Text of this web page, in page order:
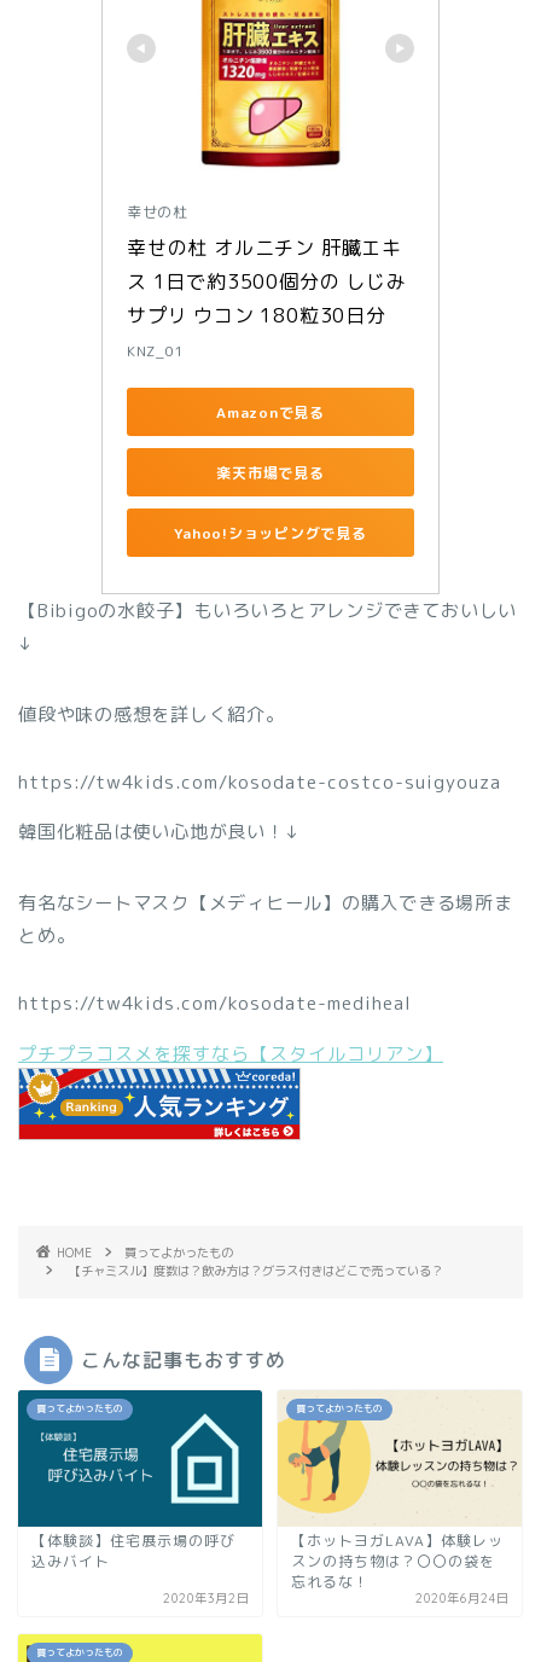
幸せの杜
幸せの杜 オルニチン 肝臓エキ
ス 1日で約3500個分の しじみ
サプリ ウコン 180粒30日分
KNZ_01
Amazonで見る
楽天市場で見る
Yahoo!ショッピングで見る
【Bibigoの水餃子】もいろいろとアレンジできておいしい
↓
値段や味の感想を詳しく紹介。
https://tw4kids.com/kosodate-costco-suigyouza
韓国化粧品は使い心地が良い！↓
有名なシートマスク【メディヒール】の購入できる場所ま
とめ。
https://tw4kids.com/kosodate-mediheal
プチプラコスメを探すなら【スタイルコリアン】
HOME
買ってよかったもの
【チャミスル】度数は？飲み方は？グラス付きはどこで売っている？
こんな記事もおすすめ
買ってよかったもの
【体験談】住宅展示場の呼び
込みバイト
2020年3月2日
買ってよかったもの
【ホットヨガLAVA】体験レッ
スンの持ち物は？〇〇の袋を
忘れるな！
2020年6月24日
買ってよかったもの